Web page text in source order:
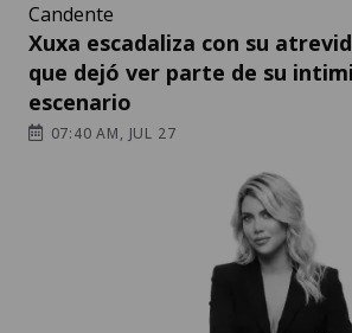
Candente
Xuxa escadaliza con su
que dejó ver parte de su
escenario
07:40 AM, JUL 27